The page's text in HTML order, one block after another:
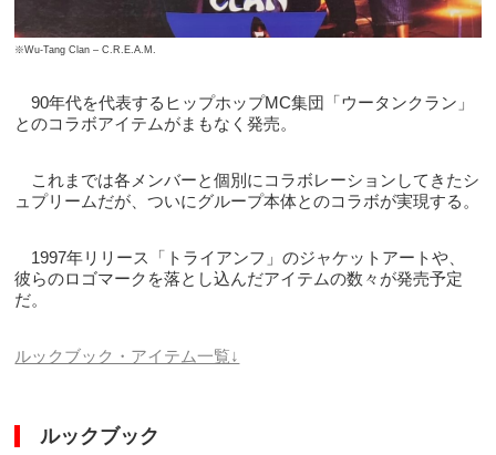
※Wu-Tang Clan – C.R.E.A.M.
90年代を代表するヒップホップMC集団「ウータンクラン」
とのコラボアイテムがまもなく発売。
これまでは各メンバーと個別にコラボレーションしてきたシ
ュプリームだが、ついにグループ本体とのコラボが実現する。
1997年リリース「トライアンフ」のジャケットアートや、
彼らのロゴマークを落とし込んだアイテムの数々が発売予定
だ。
ルックブック・アイテム一覧↓
ルックブック